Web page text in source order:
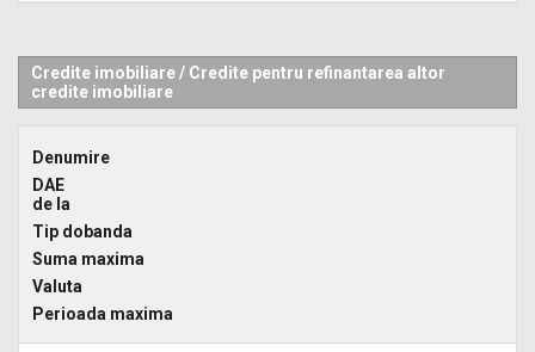
Credite imobiliare/ Credite pentru refinantarea altor
credite imobiliare
Denumire
DAE
de la
Tip dobanda
Suma maxima
Valuta
Perioada maxima